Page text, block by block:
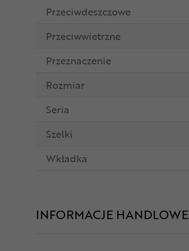
Przeciwdeszczowe
Przeciwwietrzne
Przeznaczenie
Rozmiar
Seria
Szelki
Wkładka
INFORMACJE HANDLOWE